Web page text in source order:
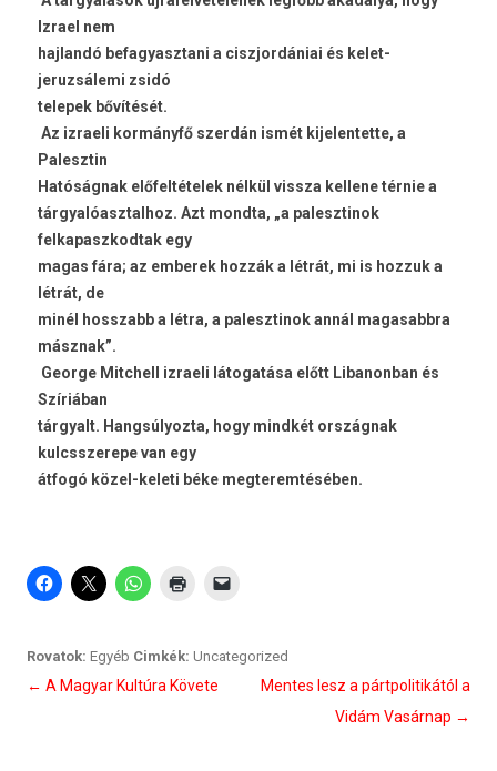
Izrael nem
hajlandó befagyasztani a ciszjordániai és kelet-
jeruzsálemi zsidó
telepek bővítését.
Az izraeli kormányfő szerdán ismét kijelentette, a
Palesztin
Hatóságnak előfeltételek nélkül vissza kellene térnie a
tárgyalóasztalhoz. Azt mondta, „a palesztinok
felkapaszkodtak egy
magas fára; az emberek hozzák a létrát, mi is hozzuk a
létrát, de
minél hosszabb a létra, a palesztinok annál magasabbra
másznak”.
George Mitchell izraeli látogatása előtt Libanonban és
Szíriában
tárgyalt. Hangsúlyozta, hogy mindkét országnak
kulcsszerepe van egy
átfogó közel-keleti béke megteremtésében.
Rovatok: Egyéb Cimkék: Uncategorized
Bejegyzés
← A Magyar Kultúra Követe
Mentes lesz a pártpolitikától a
Vidám Vasárnap →